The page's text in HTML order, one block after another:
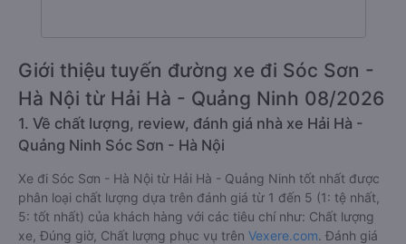
Giới thiệu tuyến đường xe đi Sóc Sơn -
Hà Nội từ Hải Hà - Quảng Ninh 08/2026
1. Về chất lượng, review, đánh giá nhà xe Hải Hà -
Quảng Ninh Sóc Sơn - Hà Nội
Xe đi Sóc Sơn - Hà Nội từ Hải Hà - Quảng Ninh tốt nhất được
phân loại chất lượng dựa trên đánh giá từ 1 đến 5 (1: tệ nhất,
5: tốt nhất) của khách hàng với các tiêu chí như: Chất lượng
xe, Đúng giờ, Chất lượng phục vụ trên Vexere.com. Đánh giá